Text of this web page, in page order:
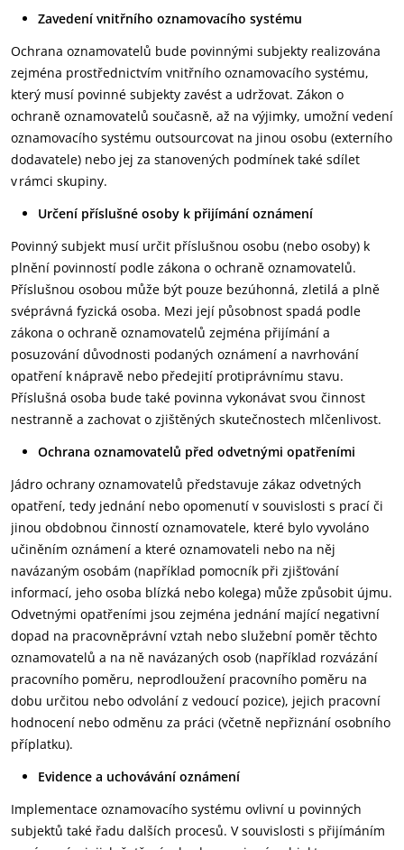
Zavedení vnitřního oznamovacího systému
Ochrana oznamovatelů bude povinnými subjekty realizována
zejména prostřednictvím vnitřního oznamovacího systému,
který musí povinné subjekty zavést a udržovat. Zákon o
ochraně oznamovatelů současně, až na výjimky, umožní vedení
oznamovacího systému outsourcovat na jinou osobu (externího
dodavatele) nebo jej za stanovených podmínek také sdílet
v rámci skupiny.
Určení příslušné osoby k přijímání oznámení
Povinný subjekt musí určit příslušnou osobu (nebo osoby) k
plnění povinností podle zákona o ochraně oznamovatelů.
Příslušnou osobou může být pouze bezúhonná, zletilá a plně
svéprávná fyzická osoba. Mezi její působnost spadá podle
zákona o ochraně oznamovatelů zejména přijímání a
posuzování důvodnosti podaných oznámení a navrhování
opatření k nápravě nebo předejití protiprávnímu stavu.
Příslušná osoba bude také povinna vykonávat svou činnost
nestranně a zachovat o zjištěných skutečnostech mlčenlivost.
Ochrana oznamovatelů před odvetnými opatřeními
Jádro ochrany oznamovatelů představuje zákaz odvetných
opatření, tedy jednání nebo opomenutí v souvislosti s prací či
jinou obdobnou činností oznamovatele, které bylo vyvoláno
učiněním oznámení a které oznamovateli nebo na něj
navázaným osobám (například pomocník při zjišťování
informací, jeho osoba blízká nebo kolega) může způsobit újmu.
Odvetnými opatřeními jsou zejména jednání mající negativní
dopad na pracovněprávní vztah nebo služební poměr těchto
oznamovatelů a na ně navázaných osob (například rozvázání
pracovního poměru, neprodloužení pracovního poměru na
dobu určitou nebo odvolání z vedoucí pozice), jejich pracovní
hodnocení nebo odměnu za práci (včetně nepřiznání osobního
příplatku).
Evidence a uchovávání oznámení
Implementace oznamovacího systému ovlivní u povinných
subjektů také řadu dalších procesů. V souvislosti s přijímáním